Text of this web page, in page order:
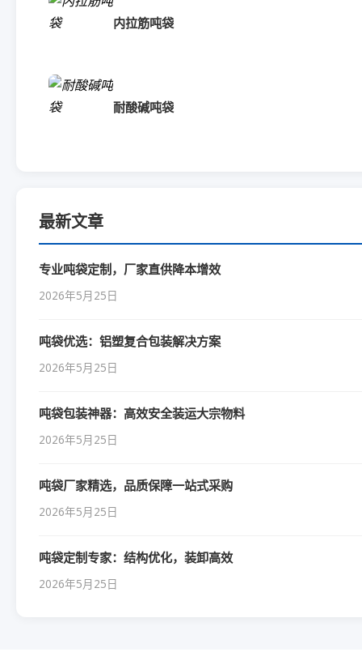
内拉筋吨袋
耐酸碱吨袋
最新文章
专业吨袋定制，厂家直供降本增效
2026年5月25日
吨袋优选：铝塑复合包装解决方案
2026年5月25日
吨袋包装神器：高效安全装运大宗物料
2026年5月25日
吨袋厂家精选，品质保障一站式采购
2026年5月25日
吨袋定制专家：结构优化，装卸高效
2026年5月25日